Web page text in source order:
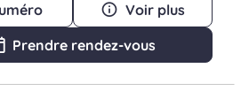
Voir plus
Prendre rendez-vous